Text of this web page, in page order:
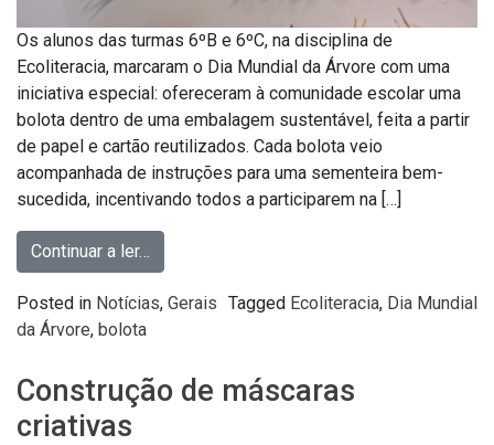
Os alunos das turmas 6ºB e 6ºC, na disciplina de
Ecoliteracia, marcaram o Dia Mundial da Árvore com uma
iniciativa especial: ofereceram à comunidade escolar uma
bolota dentro de uma embalagem sustentável, feita a partir
de papel e cartão reutilizados. Cada bolota veio
acompanhada de instruções para uma sementeira bem-
sucedida, incentivando todos a participarem na […]
Continuar a ler…
Posted in Notícias, Gerais Tagged Ecoliteracia, Dia Mundial
da Árvore, bolota
Construção de máscaras
criativas